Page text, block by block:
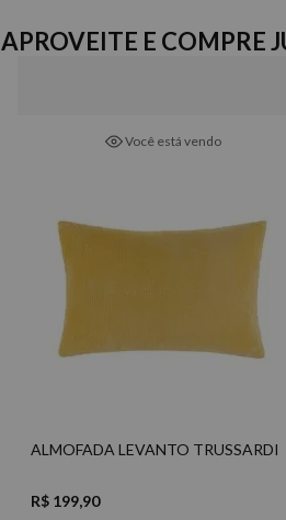
Tecido:
APROVEITE E COMPRE
Você está vendo
ALMOFADA LEVANTO TRUSSARDI
R$ 199,90